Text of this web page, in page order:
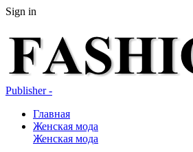
Sign in
Publisher -
Главная
Женская мода
Женская мода